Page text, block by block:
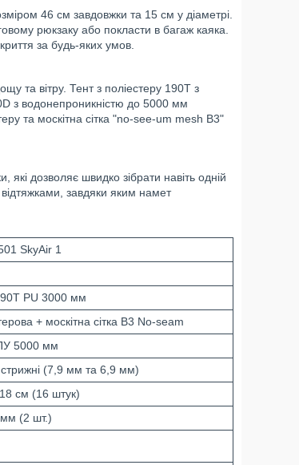
46 см завдовжки та 15 см у діаметрі.
рюкзаку або покласти в багаж каяка.
за будь-яких умов.
та вітру. Тент з поліестеру 190T з
з водонепроникністю до 5000 мм
та москітна сітка "no-see-um mesh B3"
які дозволяє швидко зібрати навіть одній
відтяжками, завдяки яким намет
SkyAir 1
PU 3000 мм
+ москітна сітка B3 No-seam
5000 мм
стрижні (7,9 мм та 6,9 мм)
см (16 штук)
мм (2 шт.)